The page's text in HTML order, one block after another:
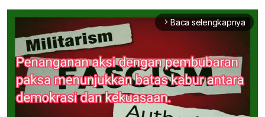
arrow_forward_ios Baca selengkapnya